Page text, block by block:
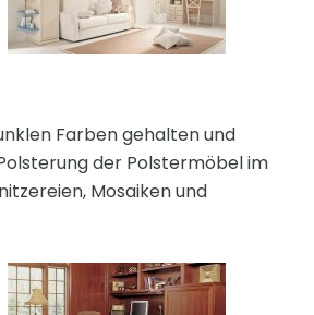
Farben gehalten und
der Polstermöbel im
Mosaiken und